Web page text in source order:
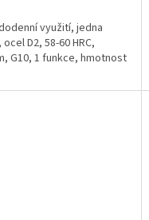
využití, jedna
D2, 58-60 HRC,
G10, 1 funkce, hmotnost